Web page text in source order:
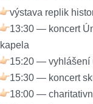
výstava replik
13:30 — koncert
kapela
15:20 — vyhlášení
15:30 — koncert
18:00 —